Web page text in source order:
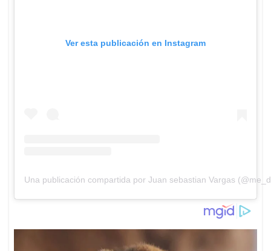
Ver esta publicación en Instagram
Una publicación compartida por Juan sebastian Vargas